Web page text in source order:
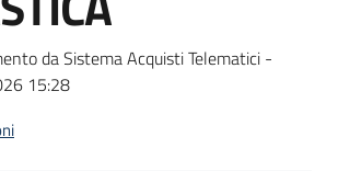
da Sistema Acquisti Telematici -
15:28